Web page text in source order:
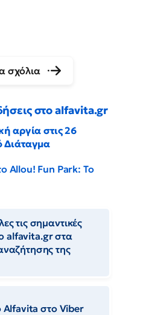
σχόλια
στο alfavita.gr
αργία στις 26
Διάταγμα
Allou! Fun Park: Το
τις σημαντικές
alfavita.gr στα
της
Αlfavita στο Viber